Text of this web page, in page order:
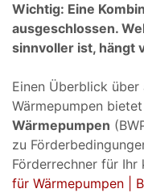
Wichtig: Eine
ausgeschlossen.
sinnvoller ist, hängt
Einen Überblick
Wärmepumpen
Wärmepumpen
zu
Förderrechner für Ihr
für Wärmepumpen |